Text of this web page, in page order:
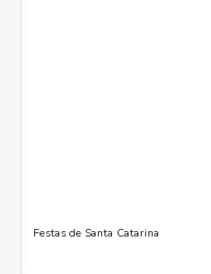
Festas de Santa Catarina